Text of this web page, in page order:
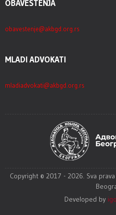
OBAVEŠTENJA
obavestenje@akbgd.org.rs
MLADI ADVOKATI
mladiadvokati@akbgd.org.rs
Copyright © 2017 - 2026. Sva
Developed by